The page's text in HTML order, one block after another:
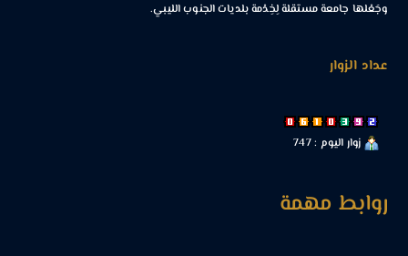
وجَعْلها جامعة مستقلة لِخِدْمة بلديات الجنوب الليبي.
عداد الزوار
زوار اليوم : 747
روابط مهمة